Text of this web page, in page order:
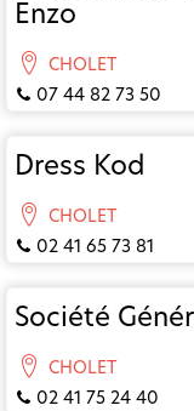
Enzo
CHOLET
07 44 82 73 50
Dress Kod
CHOLET
02 41 65 73 81
Société
CHOLET
02 41 75 24 40